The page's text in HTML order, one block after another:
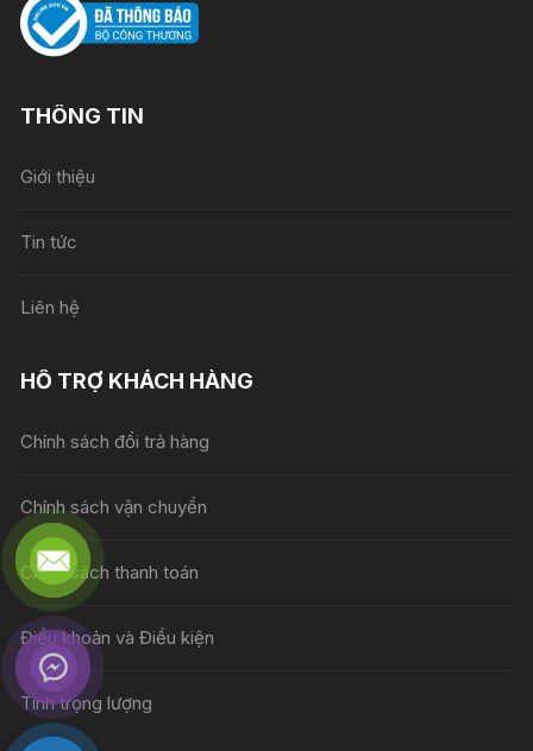
THÔNG TIN
Giới thiệu
Tin tức
Liên hệ
HỖ TRỢ KHÁCH HÀNG
Chính sách đổi trả hàng
Chính sách vận chuyển
Chính sách thanh toán
Điều khoản và Điều kiện
Tính trọng lượng